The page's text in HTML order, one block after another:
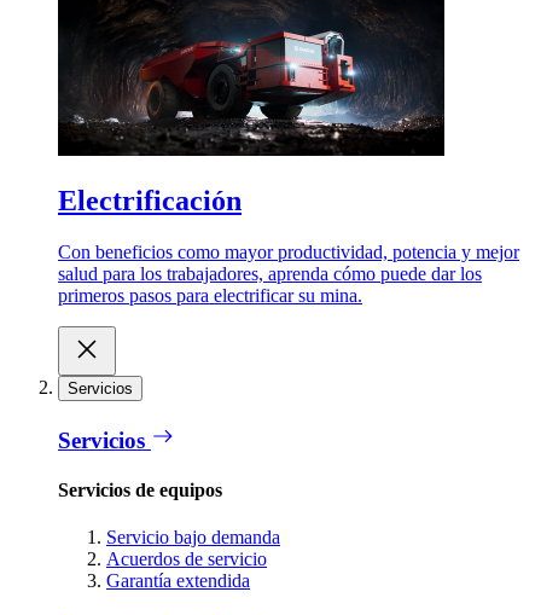
Electrificación
Con beneficios como mayor productividad, potencia y mejor
salud para los trabajadores, aprenda cómo puede dar los
primeros pasos para electrificar su mina.
Servicios
Servicios
Servicios de equipos
Servicio bajo demanda
Acuerdos de servicio
Garantía extendida